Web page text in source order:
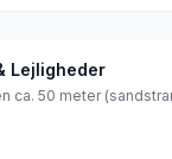
Lejligheder